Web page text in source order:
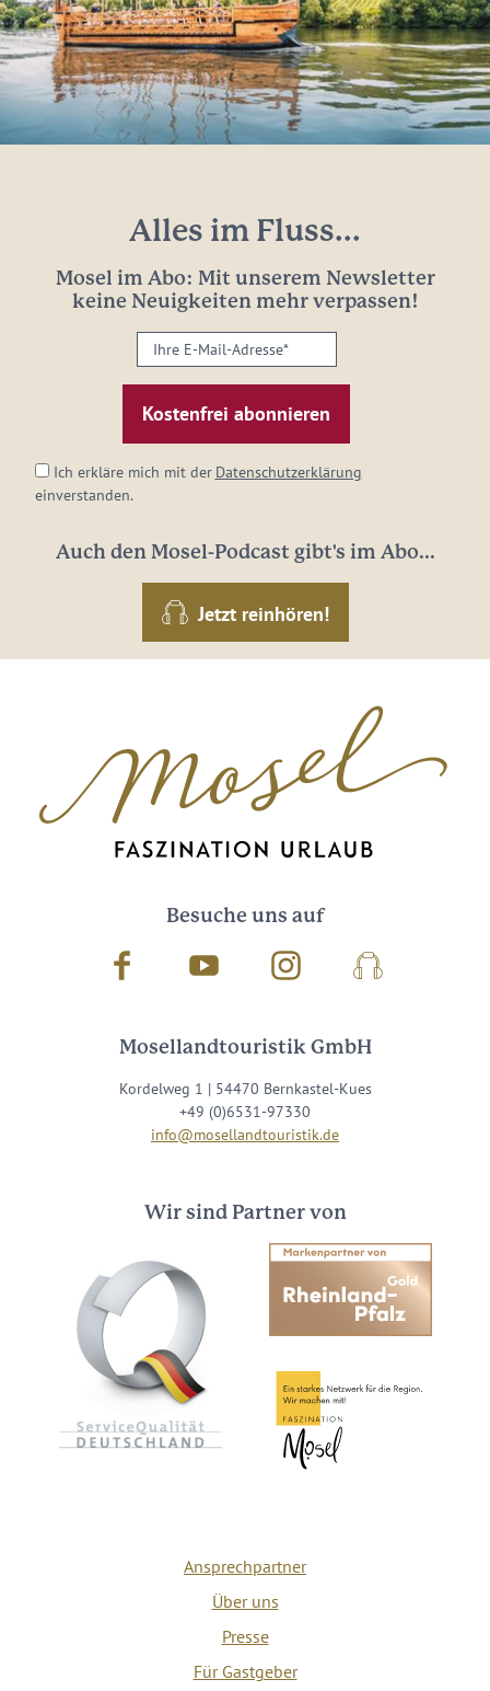
Alles im Fluss...
Mosel im Abo: Mit unserem Newsletter
keine Neuigkeiten mehr verpassen!
Ihre
E-
Mail-
Adresse:
Ich erkläre mich mit der Datenschutzerklärung
einverstanden.
Auch den Mosel-Podcast gibt's im Abo...
Jetzt reinhören!
Besuche uns auf
Facebook Youtube InstagramPodcast
Mosellandtouristik GmbH
Kordelweg 1 | 54470 Bernkastel-Kues
+49 (0)6531-97330
info@mosellandtouristik.de
Wir sind Partner von
Ansprechpartner
Über uns
Presse
Für Gastgeber